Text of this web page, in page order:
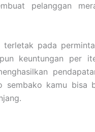
pelanggan
terletak pada
keuntungan per
sembako kamu bisa